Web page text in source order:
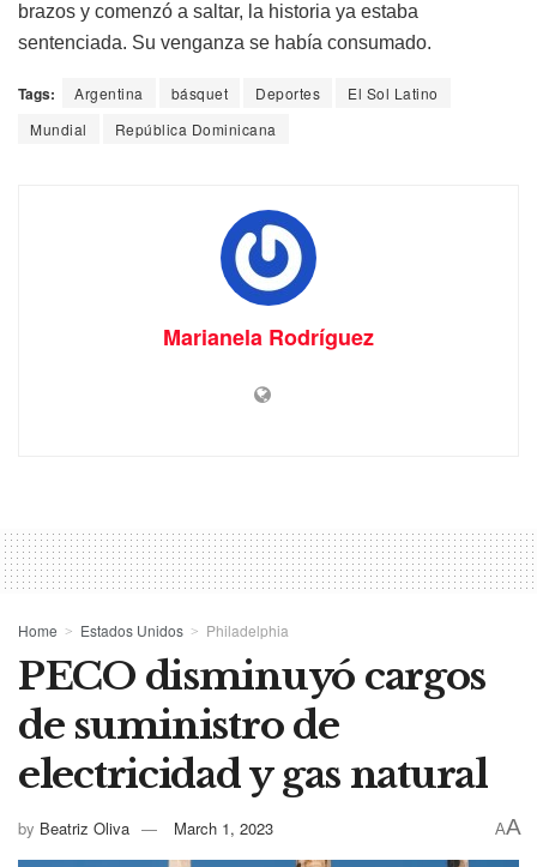
brazos y comenzó a saltar, la historia ya estaba
sentenciada. Su venganza se había consumado.
Tags: Argentina básquet Deportes
El Sol Latino
Mundial
República Dominicana
Marianela Rodríguez
Home Estados Unidos Philadelphia
PECO disminuyó cargos
de suministro de
electricidad y gas natural
by Beatriz Oliva March 1, 2023 AA